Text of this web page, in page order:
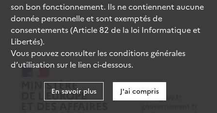
data.gouv.fr
son bon fonctionnement. Ils ne contiennent aucune
donnée personnelle et sont exemptés de
consentements (Article 82 de la loi Informatique et
Libertés).
Vous pouvez consulter les conditions générales
d’utilisation sur le lien ci-dessous.
En savoir plus J'ai compris